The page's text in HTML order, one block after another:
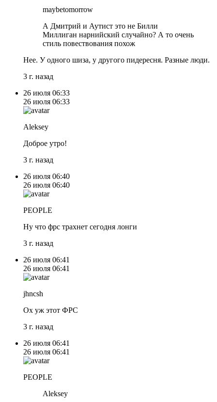
maybetomorrow
А Дмитрий и Аутист это не Билли
Миллиган нарнийский случайно? А то очень
стиль повествования похож
Нее. У одного шиза, у другого пидересня. Разные люди.
3 г. назад
26 июля 06:33
26 июля 06:33
Aleksey
Доброе утро!
3 г. назад
26 июля 06:40
26 июля 06:40
PEOPLE
Ну что фрс трахнет сегодня лонги
3 г. назад
26 июля 06:41
26 июля 06:41
jhncsh
Ох уж этот ФРС
3 г. назад
26 июля 06:41
26 июля 06:41
PEOPLE
Aleksey